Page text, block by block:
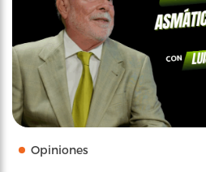
Opiniones